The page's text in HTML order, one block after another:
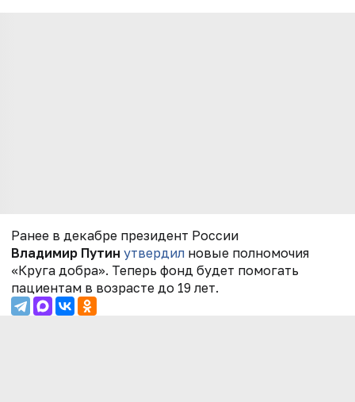
Ранее в декабре президент России
Владимир Путин утвердил новые полномочия
«Круга добра». Теперь фонд будет помогать
пациентам в возрасте до 19 лет.